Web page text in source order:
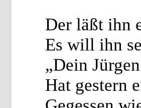
Der läßt ihn
Es will ihn
„Dein
Hat gestern